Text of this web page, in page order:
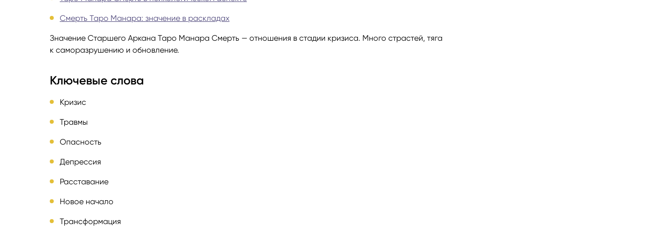
Рунологи
Смерть Таро Манара: значение в раскладах
Значение Старшего Аркана Таро Манара Смерть — отношения в стадии кризиса. Много страстей, тяга
к саморазрушению и обновление.
Ключевые слова
Кризис
Травмы
Опасность
Депрессия
Расставание
Новое начало
Трансформация